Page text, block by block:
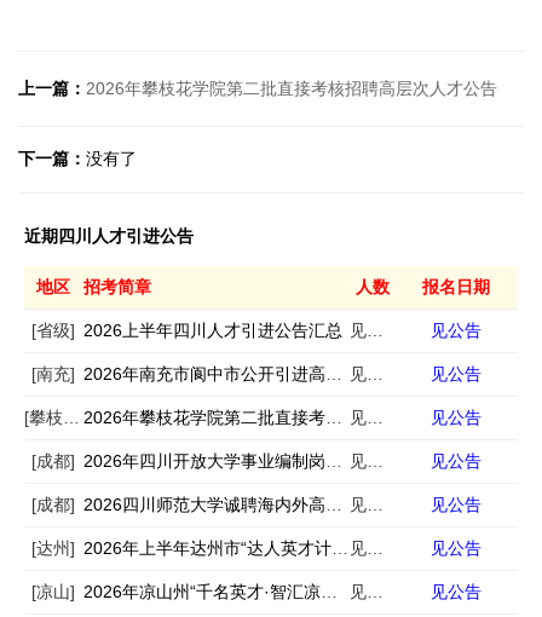
上一篇： 2026年攀枝花学院第二批直接考核招聘高层次人才公告
下一篇： 没有了
近期四川人才引进公告
地区 招考简章 人数 报名日期
[省级] 2026上半年四川人才引进公告汇总 见公告 见公告
[南充] 2026年南充市阆中市公开引进高层次人才公告 见公告 见公告
[攀枝花] 2026年攀枝花学院第二批直接考核招聘高层次人才公告 见公告 见公告
[成都] 2026年四川开放大学事业编制岗位公开考核招聘22名高层次人才公告 见公告 见公告
[成都] 2026四川师范大学诚聘海内外高层次人才公告 见公告 见公告
[达州] 2026年上半年达州市“达人英才计划”引才688人公告 见公告 见公告
[凉山] 2026年凉山州“千名英才·智汇凉山”行动第一批引才505名公告 见公告 见公告